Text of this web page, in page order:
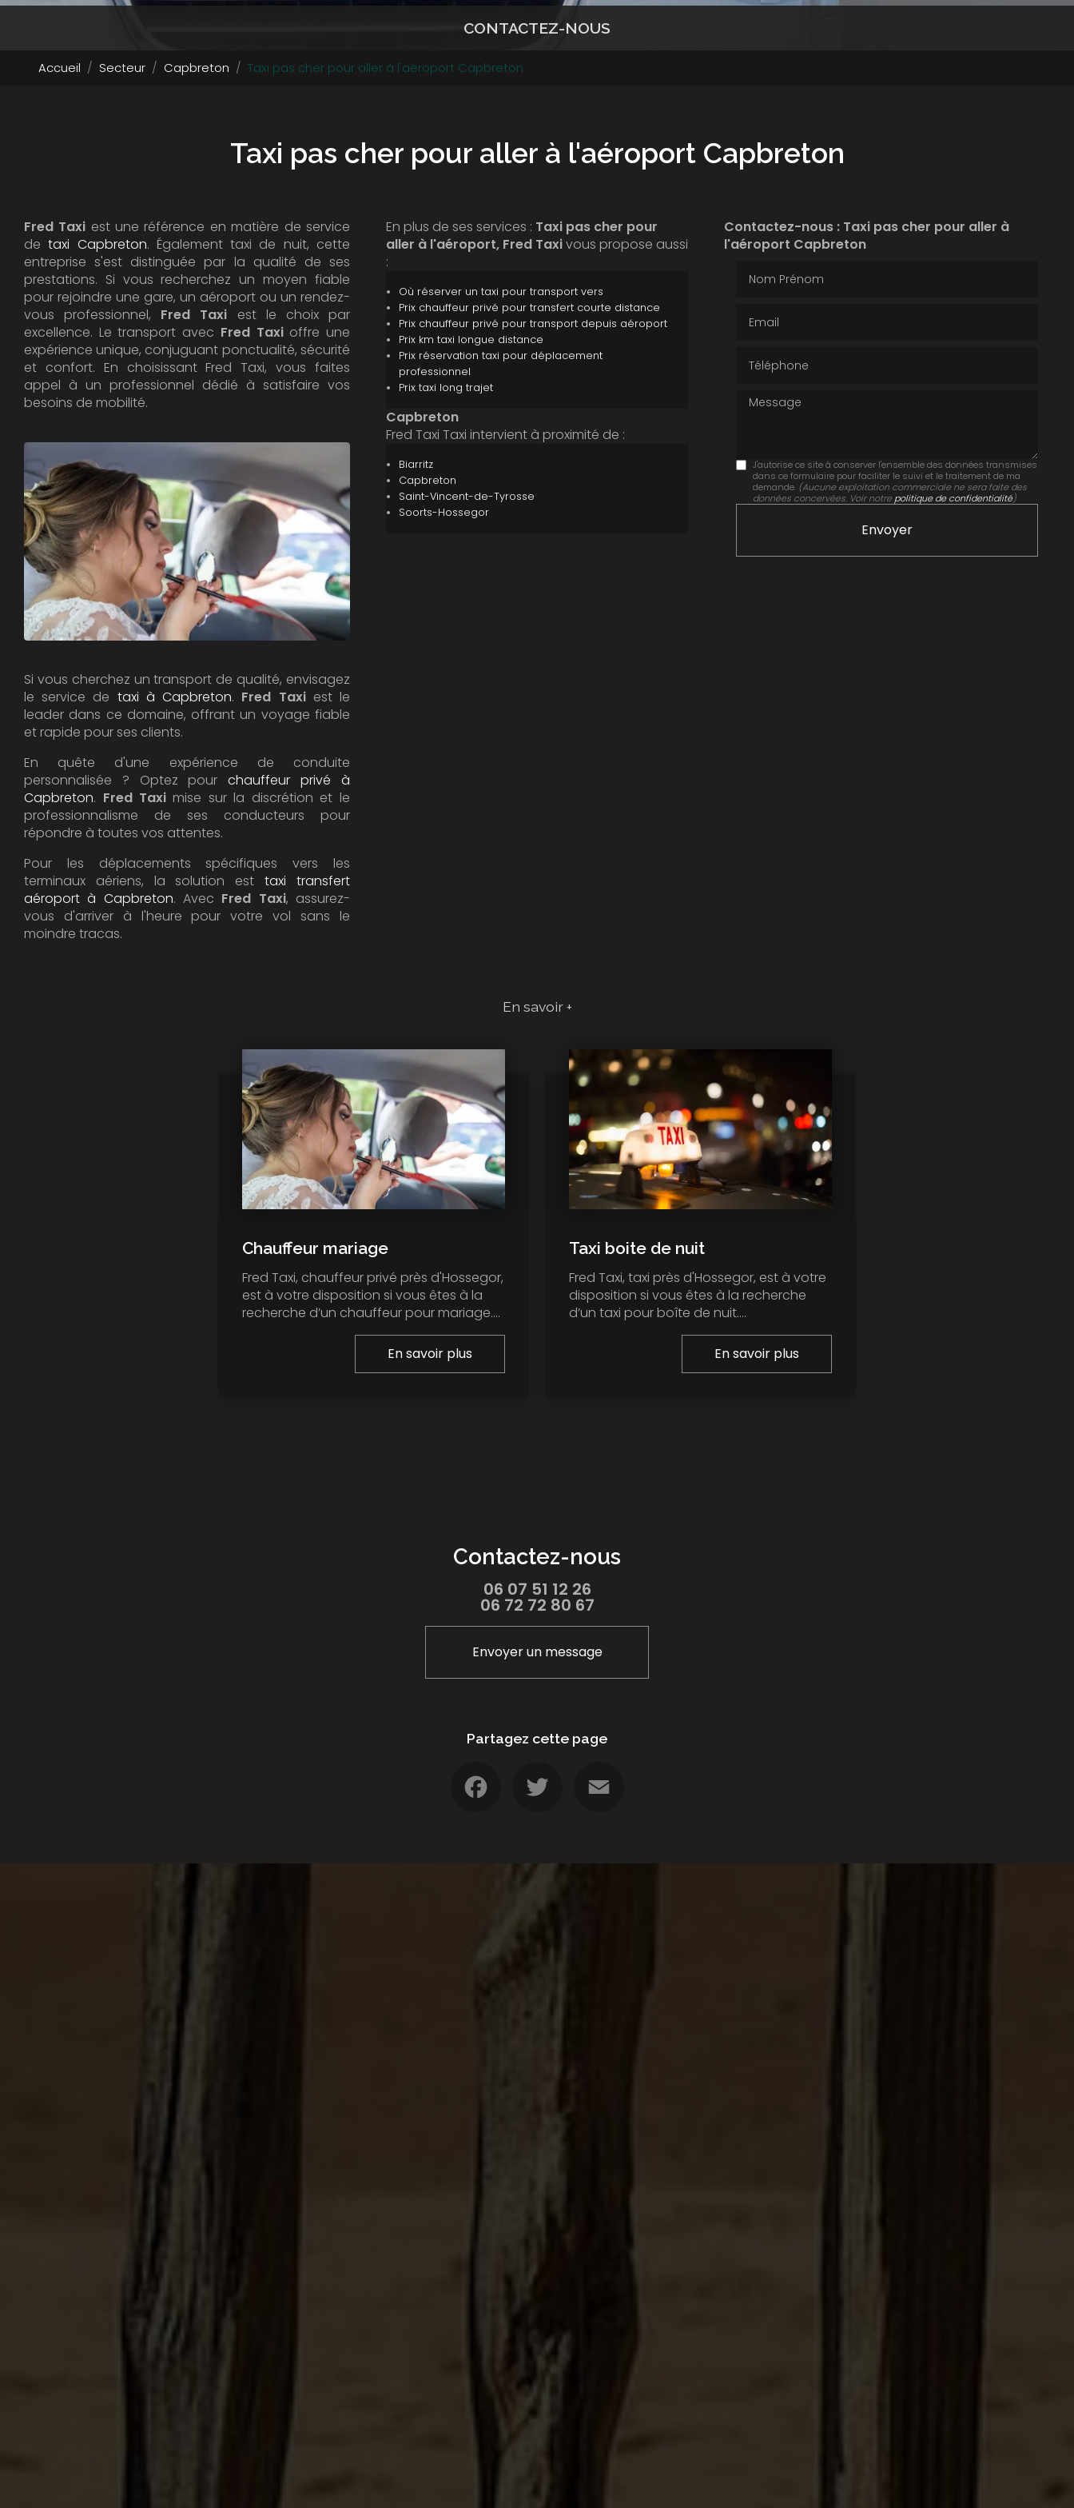
CONTACTEZ-NOUS
Accueil Secteur Capbreton Taxi pas cher pour aller à l'aéroport Capbreton
Taxi pas cher pour aller à l'aéroport Capbreton
Fred Taxi est une référence en matière de service
detaxi Capbreton. Également taxi de nuit, cette
entreprise s'est distinguée par la qualité de ses
prestations. Si vous recherchez un moyen fiable
pour rejoindre une gare, un aéroport ou un rendez-
vous professionnel, Fred Taxi est le choix par
excellence. Le transport avec Fred Taxioffre une
expérience unique, conjuguant ponctualité, sécurité
et confort. En choisissant Fred Taxi, vous faites
appel à un professionnel dédié à satisfaire vos
besoins de mobilité.
Si vous cherchez un transport de qualité, envisagez
le service de taxi à Capbreton. Fred Taxi est le
leader dans ce domaine, offrant un voyage fiable
et rapide pour ses clients.
En quête d'une expérience de conduite
personnalisée ? Optez pourchauffeur privé à
Capbreton. Fred Taxi mise sur la discrétion et le
professionnalisme de ses conducteurs pour
répondre à toutes vos attentes.
Pour les déplacements spécifiques vers les
terminaux aériens, la solution esttaxi transfert
aéroport à Capbreton. Avec Fred Taxi, assurez-
vous d'arriver à l'heure pour votre vol sans le
moindre tracas.
En plus de ses services : Taxi pas cher pour
aller à l'aéroport, Fred Taxivous propose aussi
:
Où réserver un taxi pour transport vers
Prix chauffeur privé pour transfert courte distance
Prix chauffeur privé pour transport depuis aéroport
Prix km taxi longue distance
Prix réservation taxi pour déplacement
professionnel
Prix taxi long trajet
Capbreton
Fred Taxi Taxi intervient à proximité de :
Biarritz
Capbreton
Saint-Vincent-de-Tyrosse
Soorts-Hossegor
Contactez-nous : Taxi pas cher pour aller à
l'aéroport Capbreton
Message
J'autorise ce site à conserver l'ensemble des données transmises
dans ce formulaire pour faciliter le suivi et le traitement de ma
demande. (Aucune exploitation commerciale ne sera faite des
données concervées. Voir notre politique de confidentialité)
En savoir +
Chauffeur mariage
Fred Taxi, chauffeur privé près d'Hossegor,
est à votre disposition si vous êtes à la
recherche d’un chauffeur pour mariage....
En savoir plus
Taxi boite de nuit
Fred Taxi, taxi près d'Hossegor, est à votre
disposition si vous êtes à la recherche
d’un taxi pour boîte de nuit....
En savoir plus
Contactez-nous
06 07 51 12 26
06 72 72 80 67
Envoyer un message
Partagez cette page